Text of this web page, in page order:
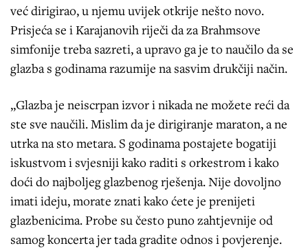
već dirigirao, u njemu uvijek otkrije nešto novo.
Prisjeća se i Karajanovih riječi da za Brahmsove
simfonije treba sazreti, a upravo ga je to naučilo da se
glazba s godinama razumije na sasvim drukčiji način.
„Glazba je neiscrpan izvor i nikada ne možete reći da
ste sve naučili. Mislim da je dirigiranje maraton, a ne
utrka na sto metara. S godinama postajete bogatiji
iskustvom i svjesniji kako raditi s orkestrom i kako
doći do najboljeg glazbenog rješenja. Nije dovoljno
imati ideju, morate znati kako ćete je prenijeti
glazbenicima. Probe su često puno zahtjevnije od
samog koncerta jer tada gradite odnos i povjerenje.